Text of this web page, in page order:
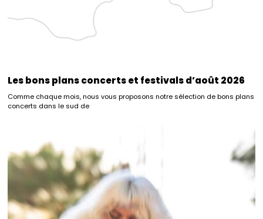
Les bons plans concerts et festivals d’août 2026
Comme chaque mois, nous vous proposons notre sélection de bons plans
concerts dans le sud de